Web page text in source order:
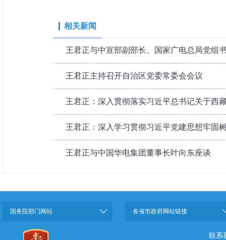
相关新闻
王君正与中宣部副部长、国家广电总局党组
王君正主持召开自治区党委常委会会议
王君正：深入贯彻落实习近平总书记关于西
王君正：深入学习贯彻习近平党建思想牢固
王君正与中国华电集团董事长叶向东座谈
国务院部门网站 各省市政府网站链接
联系